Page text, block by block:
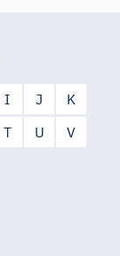
I J
K
T U
V